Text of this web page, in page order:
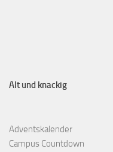
Alt und knackig
Adventskalender
Campus Countdown